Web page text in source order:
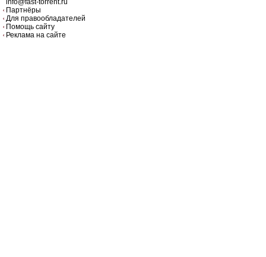
Партнёры
Для правообладателей
Помощь сайту
Реклама на сайте